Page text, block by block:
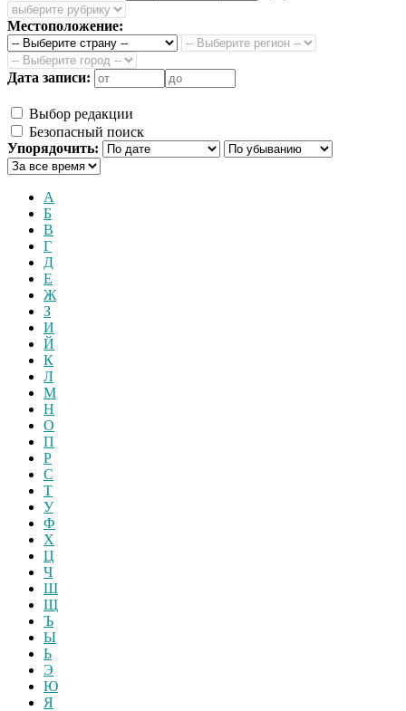
Местоположение:
Дата записи:
Выбор редакции
Безопасный поиск
Упорядочить:
А
Б
В
Г
Д
Е
Ж
З
И
Й
К
Л
М
Н
О
П
Р
С
Т
У
Ф
Х
Ц
Ч
Ш
Щ
Ъ
Ы
Ь
Э
Ю
Я